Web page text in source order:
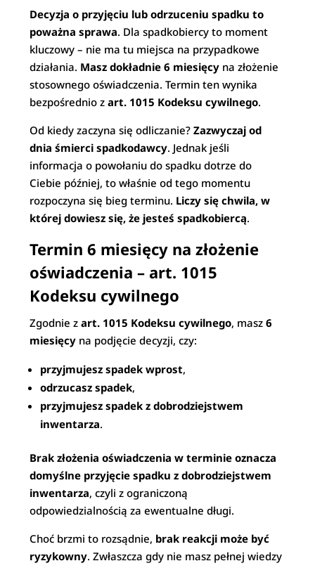
Decyzja o przyjęciu lub odrzuceniu spadku to
poważna sprawa. Dla spadkobiercy to moment
kluczowy – nie ma tu miejsca na przypadkowe
działania. Masz dokładnie 6 miesięcy na złożenie
stosownego oświadczenia. Termin ten wynika
bezpośrednio zart. 1015 Kodeksu cywilnego.
Od kiedy zaczyna się odliczanie?Zazwyczaj od
dnia śmierci spadkodawcy. Jednak jeśli
informacja o powołaniu do spadku dotrze do
Ciebie później, to właśnie od tego momentu
rozpoczyna się bieg terminu. Liczy się chwila, w
której dowiesz się, że jesteś spadkobiercą.
Termin 6 miesięcy na złożenie
oświadczenia – art. 1015
Kodeksu cywilnego
Zgodnie zart. 1015 Kodeksu cywilnego, masz6
miesięcy na podjęcie decyzji, czy:
przyjmujesz spadek wprost,
odrzucasz spadek,
przyjmujesz spadek z dobrodziejstwem
inwentarza.
Brak złożenia oświadczenia w terminie oznacza
domyślne przyjęcie spadku z dobrodziejstwem
inwentarza, czyli z ograniczoną
odpowiedzialnością za ewentualne długi.
Choć brzmi to rozsądnie, brak reakcji może być
ryzykowny. Zwłaszcza gdy nie masz pełnej wiedzy